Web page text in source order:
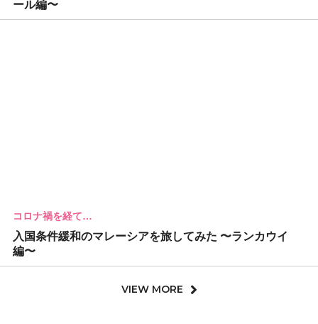
ール編〜
コロナ禍を経て…
入国条件緩和のマレーシアを旅してみた 〜ランカウイ
編〜
VIEW MORE